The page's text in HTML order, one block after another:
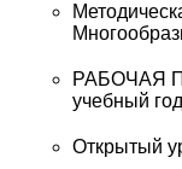
РАБОЧАЯ
учебный год
Открытый